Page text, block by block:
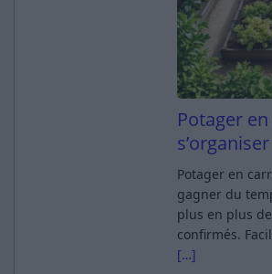
Potager
Potager en
gagner du
plus en plus
confirmés.
[…]